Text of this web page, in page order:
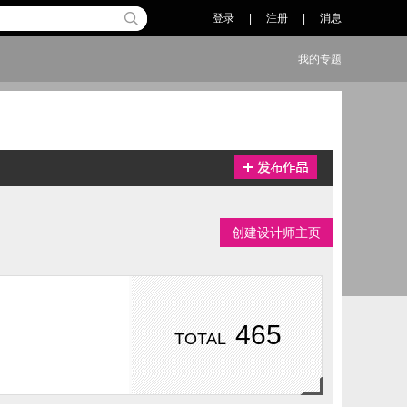
登录 注册 消息
我的专题
创建设计师主页
TOTAL465